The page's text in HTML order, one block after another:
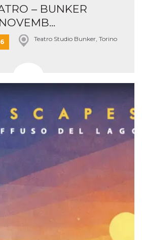
– BUNKER
Teatro Studio Bunker, Torino